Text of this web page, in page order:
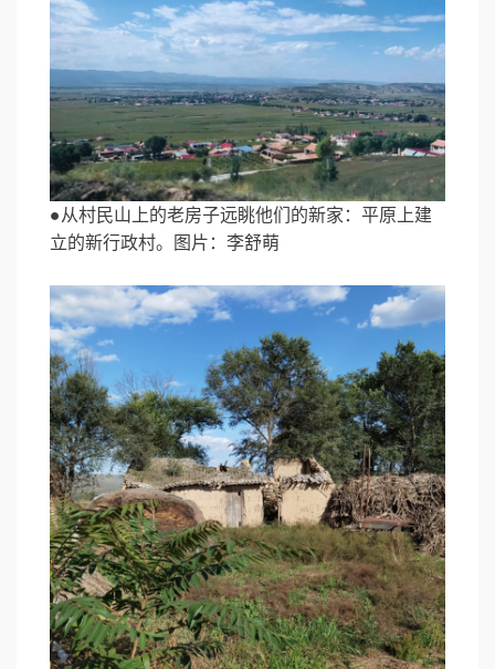
●从村民山上的老房子远眺他们的新家：平原上建
立的新行政村。图片：李舒萌